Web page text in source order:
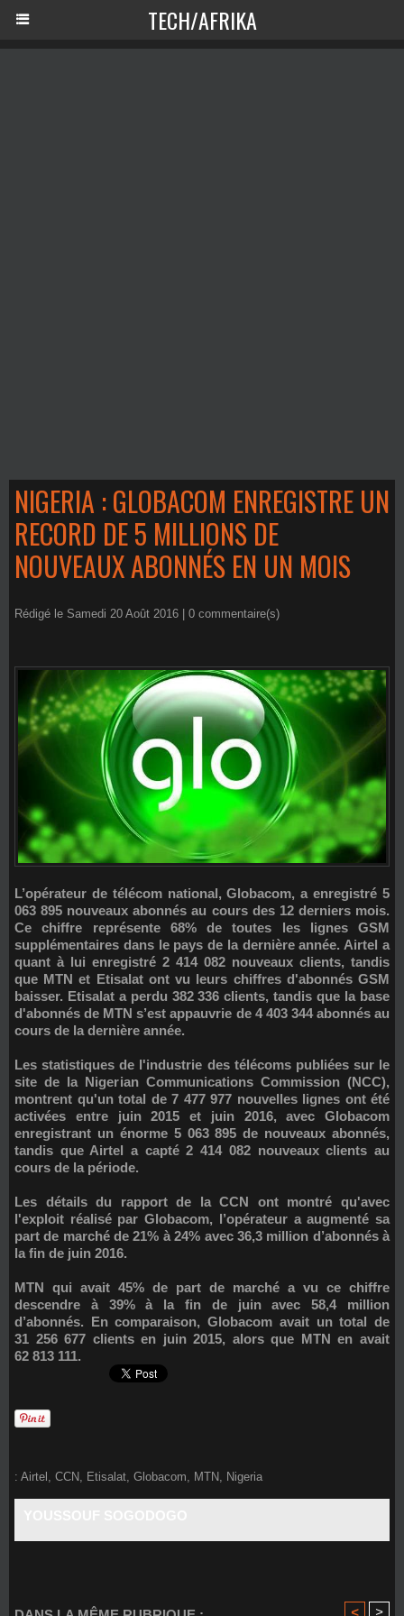
TECH/AFRIKA
NIGERIA : GLOBACOM ENREGISTRE UN
RECORD DE 5 MILLIONS DE
NOUVEAUX ABONNÉS EN UN MOIS
Rédigé le Samedi 20 Août 2016 | 0 commentaire(s)
L’opérateur de télécom national, Globacom, a enregistré 5
063 895 nouveaux abonnés au cours des 12 derniers mois.
Ce chiffre représente 68% de toutes les lignes GSM
supplémentaires dans le pays de la dernière année. Airtel a
quant à lui enregistré 2 414 082 nouveaux clients, tandis
que MTN et Etisalat ont vu leurs chiffres d'abonnés GSM
baisser. Etisalat a perdu 382 336 clients, tandis que la base
d'abonnés de MTN s’est appauvrie de 4 403 344 abonnés au
cours de la dernière année.
Les statistiques de l'industrie des télécoms publiées sur le
site de la Nigerian Communications Commission (NCC),
montrent qu'un total de 7 477 977 nouvelles lignes ont été
activées entre juin 2015 et juin 2016, avec Globacom
enregistrant un énorme 5 063 895 de nouveaux abonnés,
tandis que Airtel a capté 2 414 082 nouveaux clients au
cours de la période.
Les détails du rapport de la CCN ont montré qu'avec
l'exploit réalisé par Globacom, l’opérateur a augmenté sa
part de marché de 21% à 24% avec 36,3 million d’abonnés à
la fin de juin 2016.
MTN qui avait 45% de part de marché a vu ce chiffre
descendre à 39% à la fin de juin avec 58,4 million
d’abonnés. En comparaison, Globacom avait un total de
31 256 677 clients en juin 2015, alors que MTN en avait
62 813 111.
: Airtel , CCN, Etisalat, Globacom, MTN, Nigeria
< >